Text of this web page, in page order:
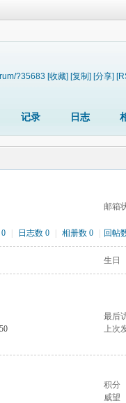
?35683 [收藏] [复制] [分享]
记录 日志
邮箱
日志数 0 相册数 0 回帖
生日
最后
上次
积分
威望